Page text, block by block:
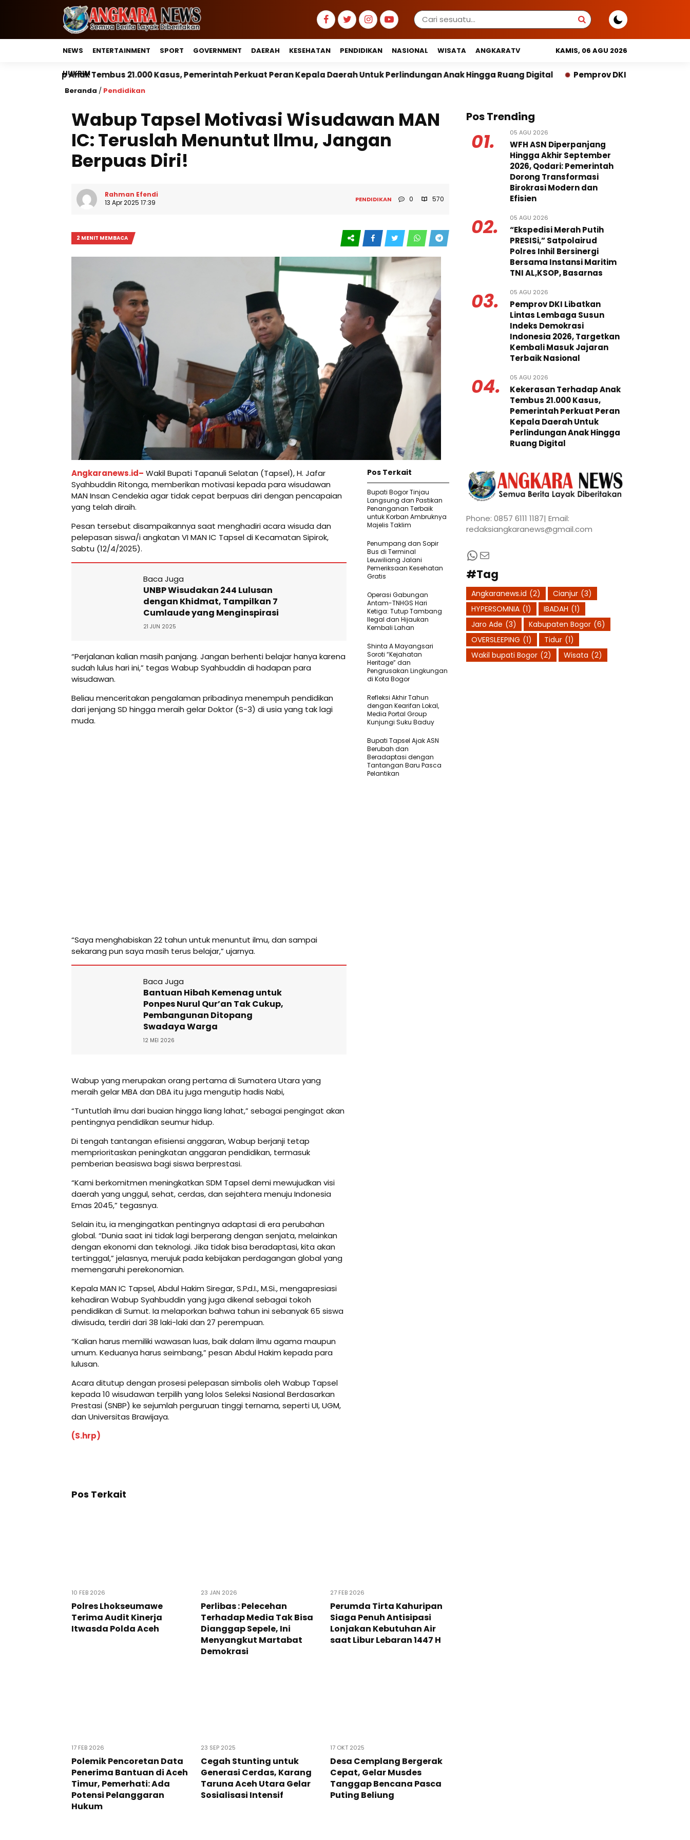
NEWS ENTERTAINMENT SPORT GOVERNMENT DAERAH KESEHATAN PENDIDIKAN NASIONAL WISATA ANGKARATV
HUKRIM
KAMIS, 06 AGU 2026
21.000 Kasus, Pemerintah Perkuat Peran Kepala Daerah Untuk Perlindungan Anak Hingga Ruang Digital Pemprov DKI Libatkan Lintas Lembaga Susun
Beranda / Pendidikan
Wabup Tapsel Motivasi Wisudawan MAN
IC: Teruslah Menuntut Ilmu, Jangan
Berpuas Diri!
Rahman Efendi
13 Apr 2025 17:39
PENDIDIKAN 0 570
2 MENIT MEMBACA
Angkaranews.id– Wakil Bupati Tapanuli Selatan (Tapsel), H. Jafar
Syahbuddin Ritonga, memberikan motivasi kepada para wisudawan
MAN Insan Cendekia agar tidak cepat berpuas diri dengan pencapaian
yang telah diraih.
Pesan tersebut disampaikannya saat menghadiri acara wisuda dan
pelepasan siswa/i angkatan VI MAN IC Tapsel di Kecamatan Sipirok,
Sabtu (12/4/2025).
Baca Juga
UNBP Wisudakan 244 Lulusan
dengan Khidmat, Tampilkan 7
Cumlaude yang Menginspirasi
21 JUN 2025
“Perjalanan kalian masih panjang. Jangan berhenti belajar hanya karena
sudah lulus hari ini,” tegas Wabup Syahbuddin di hadapan para
wisudawan.
Beliau menceritakan pengalaman pribadinya menempuh pendidikan
dari jenjang SD hingga meraih gelar Doktor (S-3) di usia yang tak lagi
muda.
“Saya menghabiskan 22 tahun untuk menuntut ilmu, dan sampai
sekarang pun saya masih terus belajar,” ujarnya.
Baca Juga
Bantuan Hibah Kemenag untuk
Ponpes Nurul Qur’an Tak Cukup,
Pembangunan Ditopang
Swadaya Warga
12 MEI 2026
Wabup yang merupakan orang pertama di Sumatera Utara yang
meraih gelar MBA dan DBA itu juga mengutip hadis Nabi,
“Tuntutlah ilmu dari buaian hingga liang lahat,” sebagai pengingat akan
pentingnya pendidikan seumur hidup.
Di tengah tantangan efisiensi anggaran, Wabup berjanji tetap
memprioritaskan peningkatan anggaran pendidikan, termasuk
pemberian beasiswa bagi siswa berprestasi.
“Kami berkomitmen meningkatkan SDM Tapsel demi mewujudkan visi
daerah yang unggul, sehat, cerdas, dan sejahtera menuju Indonesia
Emas 2045,” tegasnya.
Selain itu, ia mengingatkan pentingnya adaptasi di era perubahan
global. “Dunia saat ini tidak lagi berperang dengan senjata, melainkan
dengan ekonomi dan teknologi. Jika tidak bisa beradaptasi, kita akan
tertinggal,” jelasnya, merujuk pada kebijakan perdagangan global yang
memengaruhi perekonomian.
Kepala MAN IC Tapsel, Abdul Hakim Siregar, S.Pd.I., M.Si., mengapresiasi
kehadiran Wabup Syahbuddin yang juga dikenal sebagai tokoh
pendidikan di Sumut. Ia melaporkan bahwa tahun ini sebanyak 65 siswa
diwisuda, terdiri dari 38 laki-laki dan 27 perempuan.
“Kalian harus memiliki wawasan luas, baik dalam ilmu agama maupun
umum. Keduanya harus seimbang,” pesan Abdul Hakim kepada para
lulusan.
Acara ditutup dengan prosesi pelepasan simbolis oleh Wabup Tapsel
kepada 10 wisudawan terpilih yang lolos Seleksi Nasional Berdasarkan
Prestasi (SNBP) ke sejumlah perguruan tinggi ternama, seperti UI, UGM,
dan Universitas Brawijaya.
(S.hrp)
Pos Terkait
Bupati Bogor Tinjau
Langsung dan Pastikan
Penanganan Terbaik
untuk Korban Ambruknya
Majelis Taklim
Penumpang dan Sopir
Bus di Terminal
Leuwiliang Jalani
Pemeriksaan Kesehatan
Gratis
Operasi Gabungan
Antam-TNHGS Hari
Ketiga: Tutup Tambang
Ilegal dan Hijaukan
Kembali Lahan
Shinta A Mayangsari
Soroti “Kejahatan
Heritage” dan
Pengrusakan Lingkungan
di Kota Bogor
Refleksi Akhir Tahun
dengan Kearifan Lokal,
Media Portal Group
Kunjungi Suku Baduy
Bupati Tapsel Ajak ASN
Berubah dan
Beradaptasi dengan
Tantangan Baru Pasca
Pelantikan
Pos Terkait
10 FEB 2026
Polres Lhokseumawe
Terima Audit Kinerja
Itwasda Polda Aceh
23 JAN 2026
Perlibas : Pelecehan
Terhadap Media Tak Bisa
Dianggap Sepele, Ini
Menyangkut Martabat
Demokrasi
27 FEB 2026
Perumda Tirta Kahuripan
Siaga Penuh Antisipasi
Lonjakan Kebutuhan Air
saat Libur Lebaran 1447 H
17 FEB 2026
Polemik Pencoretan Data
Penerima Bantuan di Aceh
Timur, Pemerhati: Ada
Potensi Pelanggaran
Hukum
23 SEP 2025
Cegah Stunting untuk
Generasi Cerdas, Karang
Taruna Aceh Utara Gelar
Sosialisasi Intensif
17 OKT 2025
Desa Cemplang Bergerak
Cepat, Gelar Musdes
Tanggap Bencana Pasca
Puting Beliung
Pos Trending
01. 05 AGU 2026
WFH ASN Diperpanjang
Hingga Akhir September
2026, Qodari: Pemerintah
Dorong Transformasi
Birokrasi Modern dan
Efisien
02. 05 AGU 2026
“Ekspedisi Merah Putih
PRESISi,” Satpolairud
Polres Inhil Bersinergi
Bersama Instansi Maritim
TNI AL,KSOP, Basarnas
03. 05 AGU 2026
Pemprov DKI Libatkan
Lintas Lembaga Susun
Indeks Demokrasi
Indonesia 2026, Targetkan
Kembali Masuk Jajaran
Terbaik Nasional
04. 05 AGU 2026
Kekerasan Terhadap Anak
Tembus 21.000 Kasus,
Pemerintah Perkuat Peran
Kepala Daerah Untuk
Perlindungan Anak Hingga
Ruang Digital
Phone: 0857 6111 1187| Email:
redaksiangkaranews@gmail.com
WhatsApp
Mail
#Tag
Angkaranews.id (2) Cianjur (3)
HYPERSOMNIA (1) IBADAH (1)
Jaro Ade (3) Kabupaten Bogor (6)
OVERSLEEPING (1) Tidur (1)
Wakil bupati Bogor (2) Wisata (2)